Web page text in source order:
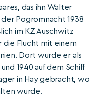
das ihn Walter
Pogromnacht 1938
im KZ Auschwitz
Flucht mit einem
Dort wurde er als
1940 auf dem Schiff
in Hay gebracht, wo
wurde.